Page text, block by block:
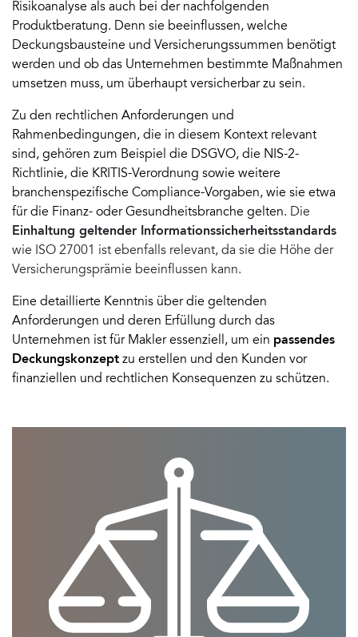
Risikoanalyse als auch bei der nachfolgenden
Produktberatung. Denn sie beeinflussen, welche
Deckungsbausteine und Versicherungssummen benötigt
werden und ob das Unternehmen bestimmte Maßnahmen
umsetzen muss, um überhaupt versicherbar zu sein.
Zu den rechtlichen Anforderungen und
Rahmenbedingungen, die in diesem Kontext relevant
sind, gehören zum Beispiel die DSGVO, die NIS-2-
Richtlinie, die KRITIS-Verordnung sowie weitere
branchenspezifische Compliance-Vorgaben, wie sie etwa
für die Finanz- oder Gesundheitsbranche gelten. Die
Einhaltung geltender Informationssicherheitsstandards
wie ISO 27001 ist ebenfalls relevant, da sie die Höhe der
Versicherungsprämie beeinflussen kann.
Eine detaillierte Kenntnis über die geltenden
Anforderungen und deren Erfüllung durch das
Unternehmen ist für Makler essenziell, um ein passendes
Deckungskonzept zu erstellen und den Kunden vor
finanziellen und rechtlichen Konsequenzen zu schützen.